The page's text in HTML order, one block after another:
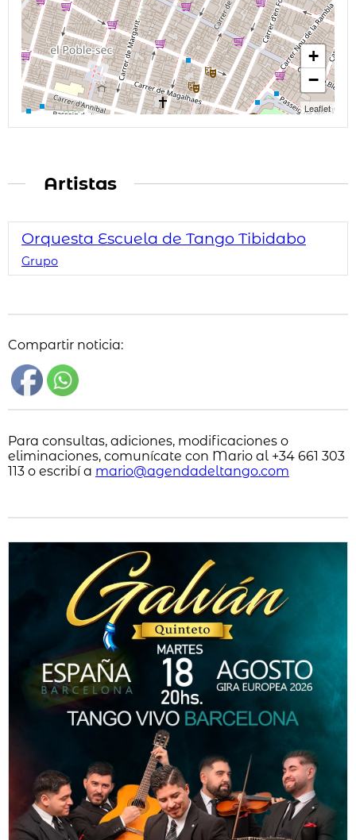
+
−
Leaflet
Artistas
Orquesta Escuela de Tango Tibidabo
Grupo
Compartir noticia:
Para consultas, adiciones, modificaciones o
eliminaciones, comunícate con Mario al +34 661 303
113 o escribí a mario@agendadeltango.com